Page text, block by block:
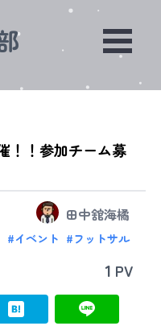
！！参加チーム募
田中舘海橘
#イベント #フットサル
1 PV